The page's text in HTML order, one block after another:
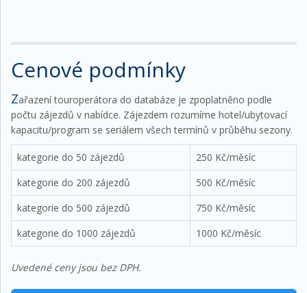
Cenové podmínky
Zařazení touroperátora do databáze je zpoplatněno podle
počtu zájezdů v nabídce. Zájezdem rozumíme hotel/ubytovací
kapacitu/program se seriálem všech termínů v průběhu sezony.
kategorie do 50 zájezdů
250 Kč/měsíc
kategorie do 200 zájezdů
500 Kč/měsíc
kategorie do 500 zájezdů
750 Kč/měsíc
kategorie do 1000 zájezdů
1000 Kč/měsíc
Uvedené ceny jsou bez DPH.